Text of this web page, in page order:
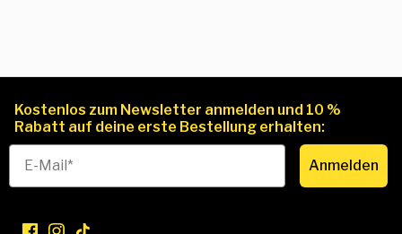
Kostenlos zum Newsletter anmelden und 10 %
Rabatt auf deine erste Bestellung erhalten:
Anmelden